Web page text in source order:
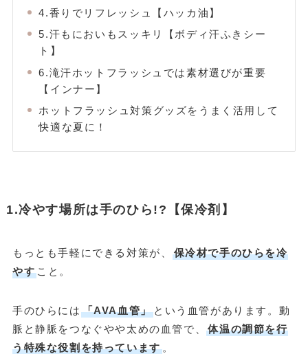
4.香りでリフレッシュ【ハッカ油】
5.汗もにおいもスッキリ【ボディ汗ふきシー
ト】
6.滝汗ホットフラッシュでは素材選びが重要
【インナー】
ホットフラッシュ対策グッズをうまく活用して
快適な夏に！
1.冷やす場所は手のひら!?【保冷剤】
もっとも手軽にできる対策が、
保冷材で手のひらを冷
やす こと。
手のひらには 「AVA血管」という血管があります。動
脈と静脈をつなぐやや太めの血管で、体温の調節を行
う特殊な役割を持っています。